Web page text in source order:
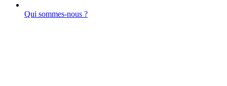
Qui sommes-nous ?